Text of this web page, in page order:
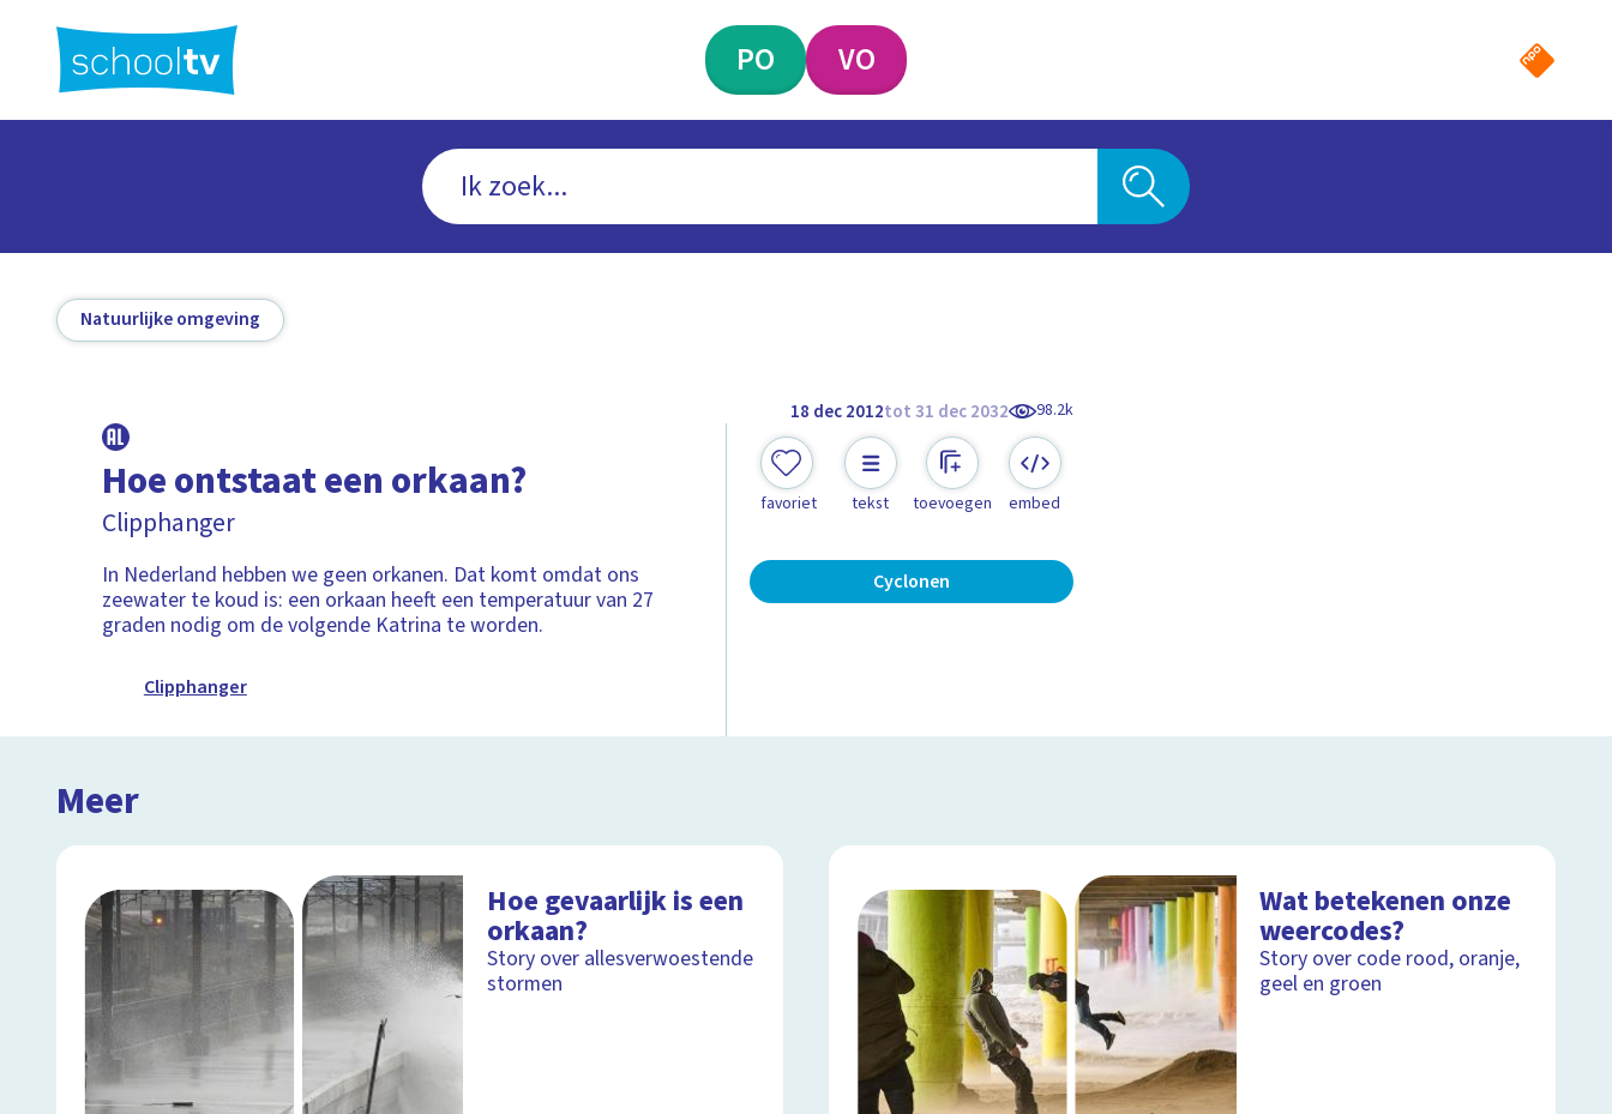
hoofdinhoud
PO VO
Natuurlijke omgeving
18 dec 2012tot 31 dec 2032 98.2k
Hoe ontstaat een orkaan?
Clipphanger
In Nederland hebben we geen orkanen. Dat komt omdat ons
zeewater te koud is: een orkaan heeft een temperatuur van 27
graden nodig om de volgende Katrina te worden.
Clipphanger
favoriet tekst toevoegen embed
Cyclonen
Meer
Hoe gevaarlijk is een
orkaan?
Story over allesverwoestende
stormen
Wat betekenen onze
weercodes?
Story over code rood, oranje,
geel en groen